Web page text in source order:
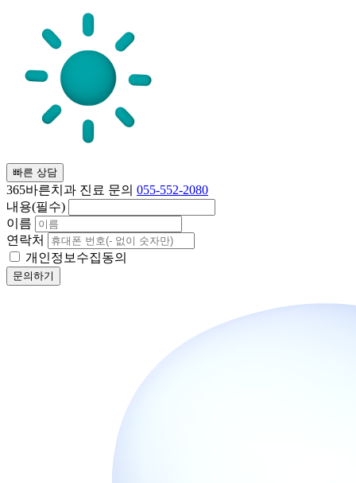
빠른 상담
365바른치과 진료 문의 055-552-2080
내용(필수)
이름
연락처
개인정보수집동의
문의하기